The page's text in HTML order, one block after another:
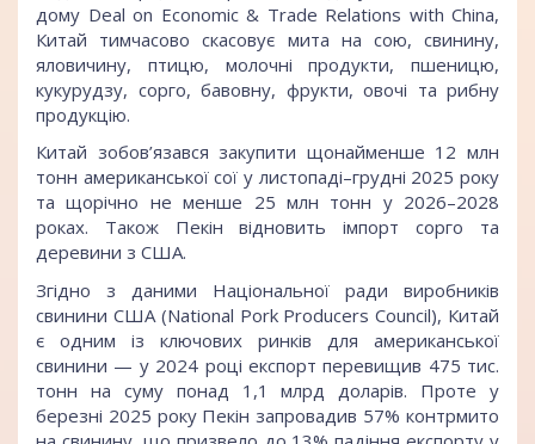
дому Deal on Economic & Trade Relations with China,
Китай тимчасово скасовує мита на сою, свинину,
яловичину, птицю, молочні продукти, пшеницю,
кукурудзу, сорго, бавовну, фрукти, овочі та рибну
продукцію.
Китай зобов’язався закупити щонайменше 12 млн
тонн американської сої у листопаді–грудні 2025 року
та щорічно не менше 25 млн тонн у 2026–2028
роках. Також Пекін відновить імпорт сорго та
деревини з США.
Згідно з даними Національної ради виробників
свинини США (National Pork Producers Council), Китай
є одним із ключових ринків для американської
свинини — у 2024 році експорт перевищив 475 тис.
тонн на суму понад 1,1 млрд доларів. Проте у
березні 2025 року Пекін запровадив 57% контрмито